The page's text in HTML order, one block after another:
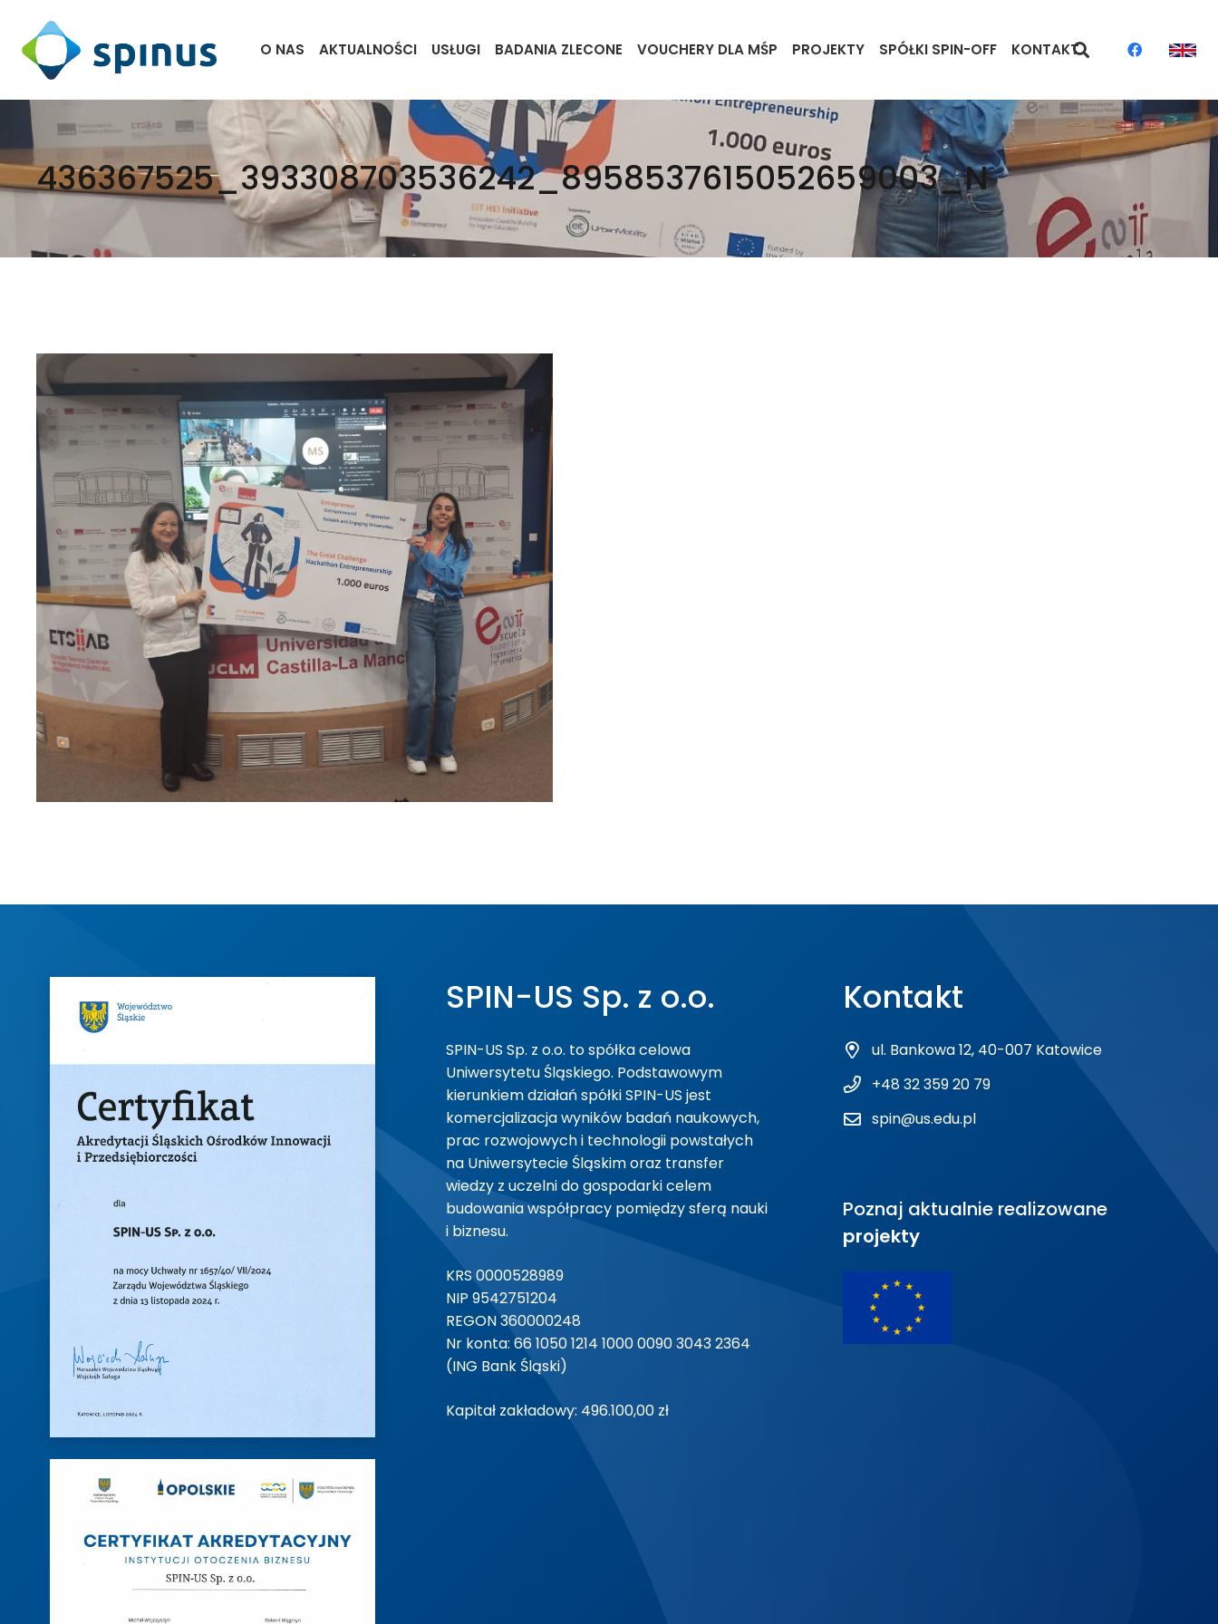
O NAS AKTUALNOŚCI USŁUGI BADANIA ZLECONE VOUCHERY DLA MŚP PROJEKTY SPÓŁKI SPIN-OFF KONTAKT
436367525_393308703536242_8958537615052659003_N
SPIN-US Sp. z o.o.
SPIN-US Sp. z o.o. to spółka celowa
Uniwersytetu Śląskiego. Podstawowym
kierunkiem działań spółki SPIN-US jest
komercjalizacja wyników badań naukowych,
prac rozwojowych i technologii powstałych
na Uniwersytecie Śląskim oraz transfer
wiedzy z uczelni do gospodarki celem
budowania współpracy pomiędzy sferą nauki
i biznesu.
KRS 0000528989
NIP 9542751204
REGON 360000248
Nr konta: 66 1050 1214 1000 0090 3043 2364
(ING Bank Śląski)
Kapitał zakładowy: 496.100,00 zł
Kontakt
ul. Bankowa 12, 40-007 Katowice
+48 32 359 20 79
spin@us.edu.pl
Poznaj aktualnie realizowane
projekty